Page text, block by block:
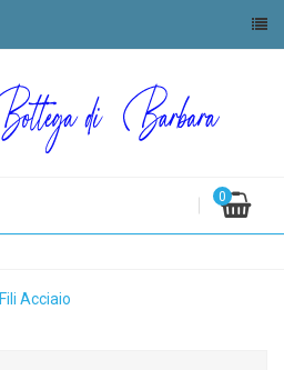
0
Fili Acciaio